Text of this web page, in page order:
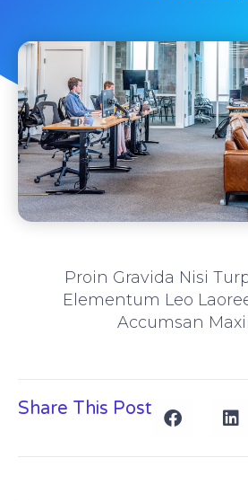
Proin Gravida Nisi
Elementum Leo
Accumsan
Share This Post